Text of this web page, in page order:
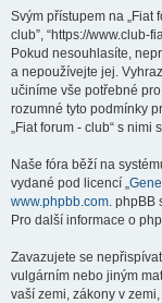
Svým přístupem na „Fiat
club”, “https://www.club-
Pokud nesouhlasíte,
a nepoužívejte jej.
učiníme vše potřebné
rozumné tyto podmínky
„Fiat forum - club“ s nimi
Naše fóra běží na
vydané pod licencí „
www.phpbb.com. phpBB
Pro další informace o
Zavazujete se
vulgárním nebo jiným
vaší zemi, zákony v